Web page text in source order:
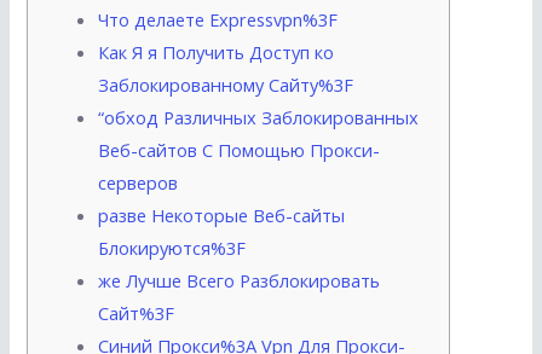
Что делаете Expressvpn%3F
Как Я я Получить Доступ ко
Заблокированному Сайту%3F
“обход Различных Заблокированных
Веб-сайтов С Помощью Прокси-
серверов
разве Некоторые Веб-сайты
Блокируются%3F
же Лучше Всего Разблокировать
Сайт%3F
Синий Прокси%3A Vpn Для Прокси-